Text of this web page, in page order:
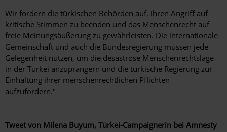
Wir fordern die türkischen Behörden auf, ihren Angriff auf
kritische Stimmen zu beenden und das Menschenrecht auf
freie Meinungsäußerung zu gewährleisten. Die internationale
Gemeinschaft und auch die Bundesregierung müssen jede
Gelegenheit nutzen, um die desaströse Menschenrechtslage
in der Türkei anzuprangern und die türkische Regierung zur
Einhaltung ihrer menschenrechtlichen Pflichten
aufzufordern."
Tweet von Milena Buyum, Türkei-Campaignerin bei Amnesty